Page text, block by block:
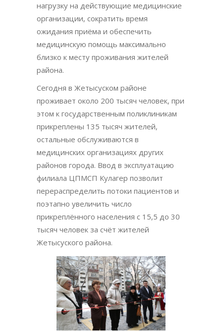
нагрузку на действующие медицинские
организации, сократить время
ожидания приёма и обеспечить
медицинскую помощь максимально
близко к месту проживания жителей
района.
Сегодня в Жетысуском районе
проживает около 200 тысяч человек, при
этом к государственным поликлиникам
прикреплены 135 тысяч жителей,
остальные обслуживаются в
медицинских организациях других
районов города. Ввод в эксплуатацию
филиала ЦПМСП Кулагер позволит
перераспределить потоки пациентов и
поэтапно увеличить число
прикреплённого населения с 15,5 до 30
тысяч человек за счёт жителей
Жетысуского района.